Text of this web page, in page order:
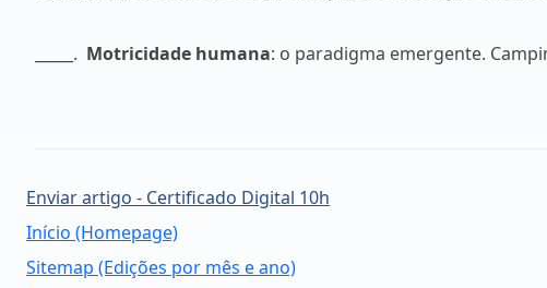
_____. Motricidade humana: o paradigma emergente.
Enviar artigo - Certificado Digital 10h
Início (Homepage)
Sitemap (Edições por mês e ano)